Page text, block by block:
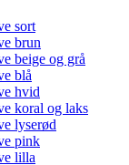
sort
brun
beige og grå
blå
hvid
koral og laks
lyserød
pink
lilla